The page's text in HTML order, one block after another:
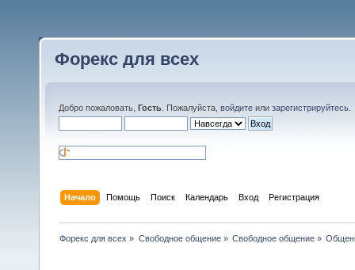
Форекс для всех
Добро пожаловать, Гость . Пожалуйста, войдите или зарегистрируйтесь
Начало Помощь Поиск Календарь Вход Регистрация
Форекс для всех » Свободное общение» Свободное общение»